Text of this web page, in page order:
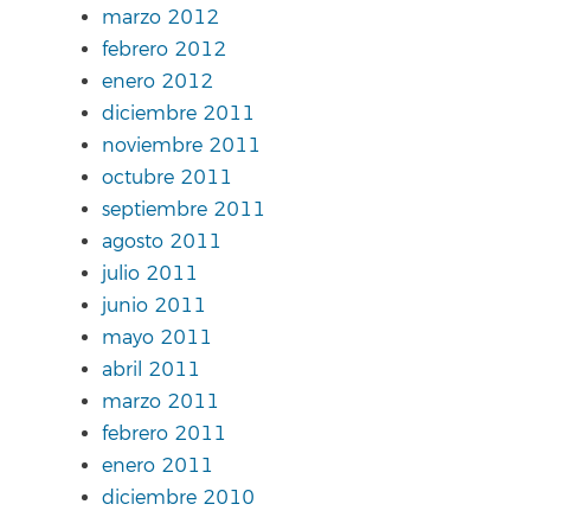
marzo 2012
febrero 2012
enero 2012
diciembre 2011
noviembre 2011
octubre 2011
septiembre 2011
agosto 2011
julio 2011
junio 2011
mayo 2011
abril 2011
marzo 2011
febrero 2011
enero 2011
diciembre 2010